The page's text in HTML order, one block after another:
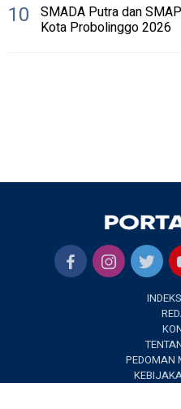
10 SMADA Putra dan
Kota Probolinggo 2026
PEDOMAN